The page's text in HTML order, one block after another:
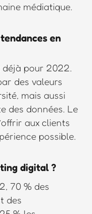
médiatique.
en
déjà pour 2022.
des valeurs
mais aussi
des données. Le
aux clients
possible.
digital ?
70 % des
des